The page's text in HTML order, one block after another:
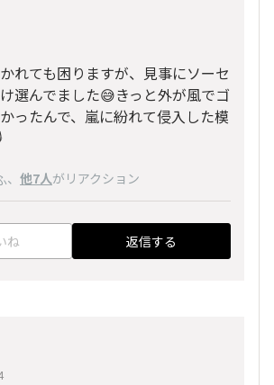
れても困りますが、見事にソーセ
選んでました😅きっと外が風でゴ
ったんで、嵐に紛れて侵入した模
、 他7人がリアクション
ね 返信する